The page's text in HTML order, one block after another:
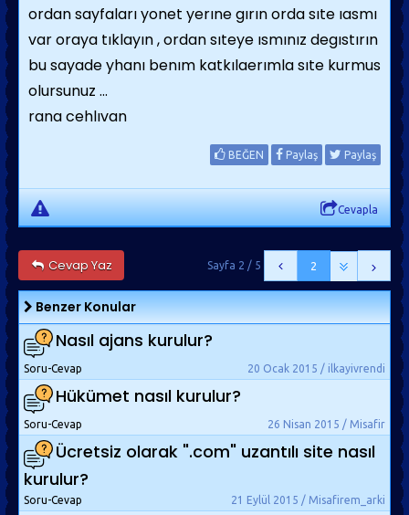
ordan sayfaları yonet yerıne gırın orda sıte ıasmı
var oraya tıklayın , ordan sıteye ısmınız degıstırın
bu sayade yhanı benım katkılaerımla sıte kurmus
olursunuz ...
rana cehlıvan
BEĞEN Paylaş Paylaş
Cevapla
Cevap Yaz 2
Sayfa 2 / 5
Benzer Konular
Nasıl ajans kurulur?
20 Ocak 2015 / ilkayivrendi
Soru-Cevap
Hükümet nasıl kurulur?
26 Nisan 2015 / Misafir
Soru-Cevap
Ücretsiz olarak ".com" uzantılı site nasıl
kurulur?
21 Eylül 2015 / Misafirem_arki
Soru-Cevap